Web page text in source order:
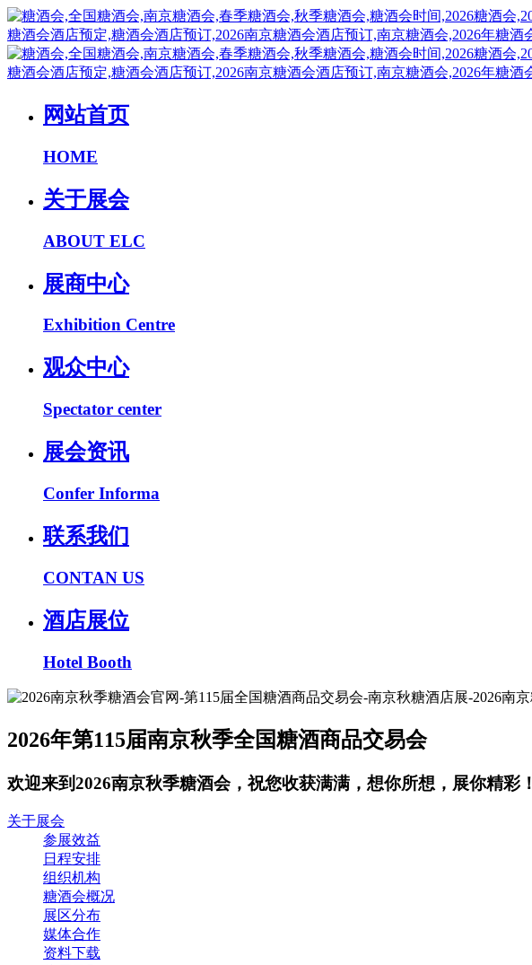
网站首页
HOME
关于展会
ABOUT ELC
展商中心
Exhibition Centre
观众中心
Spectator center
展会资讯
Confer Informa
联系我们
CONTAN US
酒店展位
Hotel Booth
2026年第115届南京秋季全国糖酒商品交易会
欢迎来到2026南京秋季糖酒会，祝您收获满满，想你所想，展你精彩！
关于展会
参展效益
日程安排
组织机构
糖酒会概况
展区分布
媒体合作
资料下载